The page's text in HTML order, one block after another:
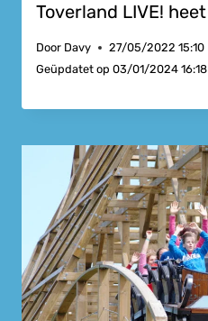
Toverland LIVE! heet
Door Davy
27/05/2022 15:10
Geüpdatet op 03/01/2024 16:18